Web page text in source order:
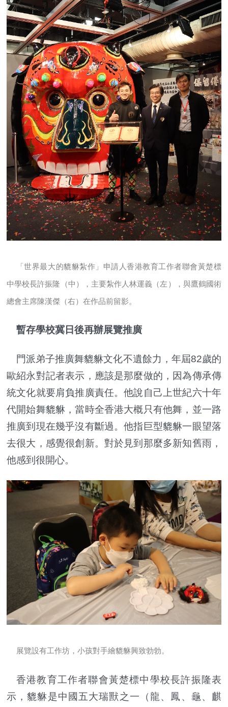
「世界最大的貔貅紮作」申請人香港教育工作者聯會黃楚標
中學校長許振隆（中），主要紮作人林運義（左），與鷹鶴國術
總會主席陳漢傑（右）在作品前留影。
暫存學校冀日後再辦展覽推廣
門派弟子推廣舞貔貅文化不遺餘力，年屆82歲的
歐紹永對記者表示，應該是那麼做的，因為傳承傳
統文化就要肩負推廣責任。他說自己上世紀六十年
代開始舞貔貅，當時全香港大概只有他舞，並一路
推廣到現在幾乎沒有斷過。他指巨型貔貅一眼望落
去很大，感覺很創新。對於見到那麼多新知舊雨，
他感到很開心。
展覽設有工作坊，小孩對手繪貔貅興致勃勃。
香港教育工作者聯會黃楚標中學校長許振隆表
示，貔貅是中國五大瑞獸之一（龍、鳳、龜、麒